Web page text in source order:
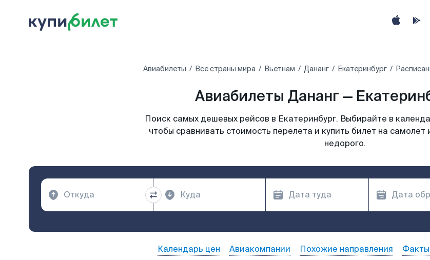
Авиабилеты Все страны мира Вьетнам Дананг Екатеринбург
Авиабилеты Дананг —
Поиск самых дешевых рейсов в Екатеринбург. Выбирайте в
чтобы сравнивать стоимость перелета и купить билет на самолет
недорого.
Календарь цен Авиакомпании Похожие направления Факты